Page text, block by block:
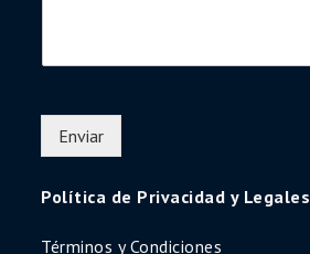
Enviar
Política de Privacidad y Legales
Términos y Condiciones